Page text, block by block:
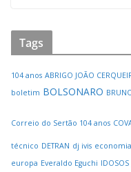
Tags
104 anos ABRIGO JOÃO
boletim BOLSONARO
Correio do Sertão 104 anos
técnico DETRAN dj ivis economia
europa Everaldo Eguchi IDOSOS